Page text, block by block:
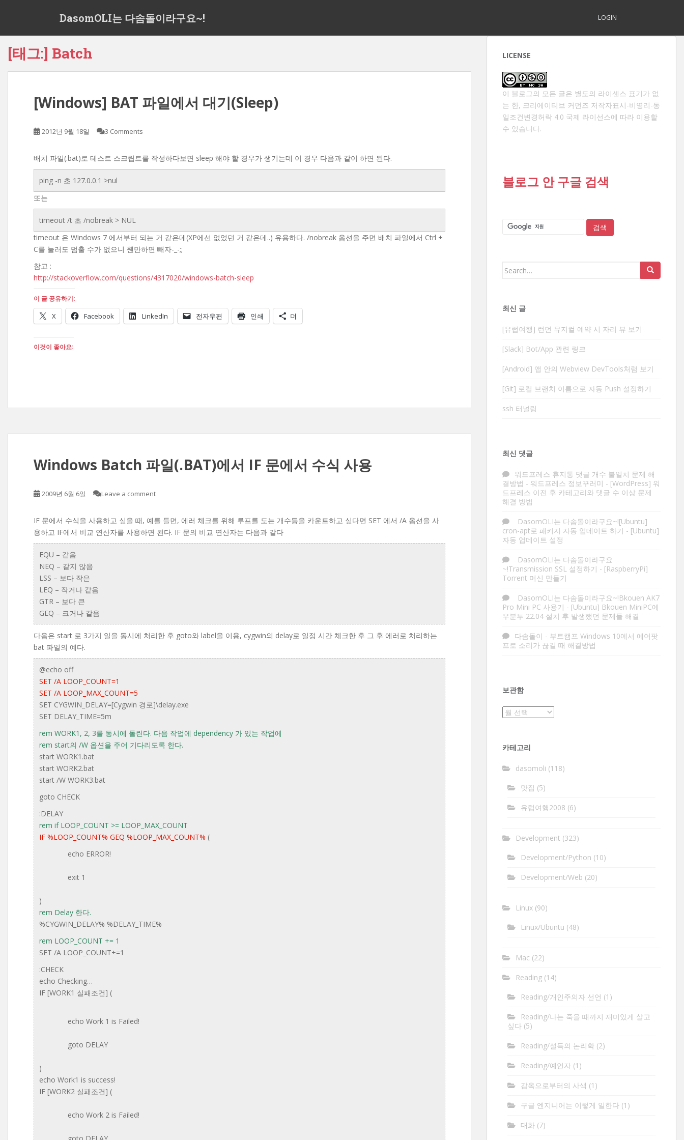
DasomOLI는 다솜돌이라구요~! LOGIN
[태그:] Batch
[Windows] BAT 파일에서 대기(Sleep)
2012년 9월 18일 3 Comments
배치 파일(.bat)로 테스트 스크립트를 작성하다보면 sleep 해야 할 경우가 생기는데 이 경우 다음과 같이 하면 된다.
ping -n 초 127.0.0.1 >nul
또는
timeout /t 초 /nobreak > NUL
timeout 은 Windows 7 에서부터 되는 거 같은데(XP에선 없었던 거 같은데..) 유용하다. /nobreak 옵션을 주면 배치 파일에서 Ctrl +
C를 눌러도 멈출 수가 없으니 웬만하면 빼자-_-;;
참고 :
http://stackoverflow.com/questions/4317020/windows-batch-sleep
이 글 공유하기:
X Facebook LinkedIn 전자우편 인쇄 더
이것이 좋아요:
Windows Batch 파일(.BAT)에서 IF 문에서 수식 사용
2009년 6월 6일 Leave a comment
IF 문에서 수식을 사용하고 싶을 때, 예를 들면, 에러 체크를 위해 루프를 도는 개수등을 카운트하고 싶다면 SET 에서 /A 옵션을 사
용하고 IF에서 비교 연산자를 사용하면 된다. IF 문의 비교 연산자는 다음과 같다
EQU – 같음
NEQ – 같지 않음
LSS – 보다 작은
LEQ – 작거나 같음
GTR – 보다 큰
GEQ – 크거나 같음
다음은 start 로 3가지 일을 동시에 처리한 후 goto와 label을 이용, cygwin의 delay로 일정 시간 체크한 후 그 후 에러로 처리하는
bat 파일의 예다.
@echo off
SET /A LOOP_COUNT=1
SET /A LOOP_MAX_COUNT=5
SET CYGWIN_DELAY=[Cygwin 경로]\delay.exe
SET DELAY_TIME=5m
rem WORK1, 2, 3를 동시에 돌린다. 다음 작업에 dependency 가 있는 작업에
rem start의 /W 옵션을 주어 기다리도록 한다.
start WORK1.bat
start WORK2.bat
start /W WORK3.bat
goto CHECK
:DELAY
rem if LOOP_COUNT >= LOOP_MAX_COUNT
IF %LOOP_COUNT% GEQ %LOOP_MAX_COUNT% (
echo ERROR!
exit 1
)
rem Delay 한다.
%CYGWIN_DELAY% %DELAY_TIME%
rem LOOP_COUNT += 1
SET /A LOOP_COUNT+=1
:CHECK
echo Checking…
IF [WORK1 실패조건] (
echo Work 1 is Failed!
goto DELAY
)
echo Work1 is success!
IF [WORK2 실패조건] (
echo Work 2 is Failed!
LICENSE
이 블로그의 모든 글은 별도의 라이센스 표기가 없
는 한, 크리에이티브 커먼즈 저작자표시-비영리-동
일조건변경허락 4.0 국제 라이선스에 따라 이용할
수 있습니다.
블로그 안 구글 검색
Search
최신 글
[유럽여행] 런던 뮤지컬 예약 시 자리 뷰 보기
[Slack] Bot/App 관련 링크
[Android] 앱 안의 Webview DevTools처럼 보기
[Git] 로컬 브랜치 이름으로 자동 Push 설정하기
ssh 터널링
최신 댓글
워드프레스 휴지통 댓글 개수 불일치 문제 해
결방법 - 워드프레스 정보꾸러미 - [WordPress] 워
드프레스 이전 후 카테고리와 댓글 수 이상 문제
해결 방법
DasomOLI는 다솜돌이라구요~![Ubuntu]
cron-apt로 패키지 자동 업데이트 하기 - [Ubuntu]
자동 업데이트 설정
DasomOLI는 다솜돌이라구요
~!Transmission SSL 설정하기 - [RaspberryPi]
Torrent 머신 만들기
DasomOLI는 다솜돌이라구요~!Bkouen AK7
Pro Mini PC 사용기 - [Ubuntu] Bkouen MiniPC에
우분투 22.04 설치 후 발생했던 문제들 해결
다솜돌이 - 부트캠프 Windows 10에서 에어팟
프로 소리가 끊길 때 해결방법
보관함
보
카테고리
dasomoli (118)
맛집 (5)
유럽여행2008 (6)
Development (323)
Development/Python (10)
Development/Web (20)
Linux(90)
Linux/Ubuntu (48)
Mac (22)
Reading(14)
Reading/개인주의자 선언 (1)
Reading/나는 죽을 때까지 재미있게 살고
싶다(5)
Reading/설득의 논리학(2)
Reading/예언자(1)
감옥으로부터의 사색 (1)
구글 엔지니어는 이렇게 일한다(1)
대화(7)